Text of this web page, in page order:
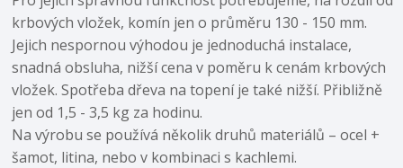
krbových vložek, komín jen o průměru 130 - 150 mm.
Jejich nespornou výhodou je jednoduchá instalace,
snadná obsluha, nižší cena v poměru k cenám krbových
vložek. Spotřeba dřeva na topení je také nižší. Přibližně
jen od 1,5 - 3,5 kg za hodinu.
Na výrobu se používá několik druhů materiálů – ocel +
šamot, litina, nebo v kombinaci s kachlemi.